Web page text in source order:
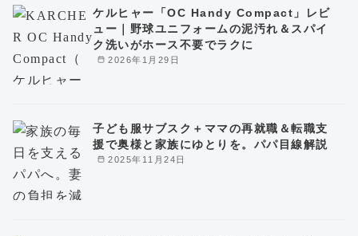
2026年1月29日
ケルヒャー「OC Handy Compact」レビ
ュー｜野球ユニフォームの泥汚れ＆スパイ
ク洗いがホース不要でラクに
2025年11月24日
子ども服サブスク＋ママの再就職＆転職支
援で奥様と家族にゆとりを。パパ目線解説